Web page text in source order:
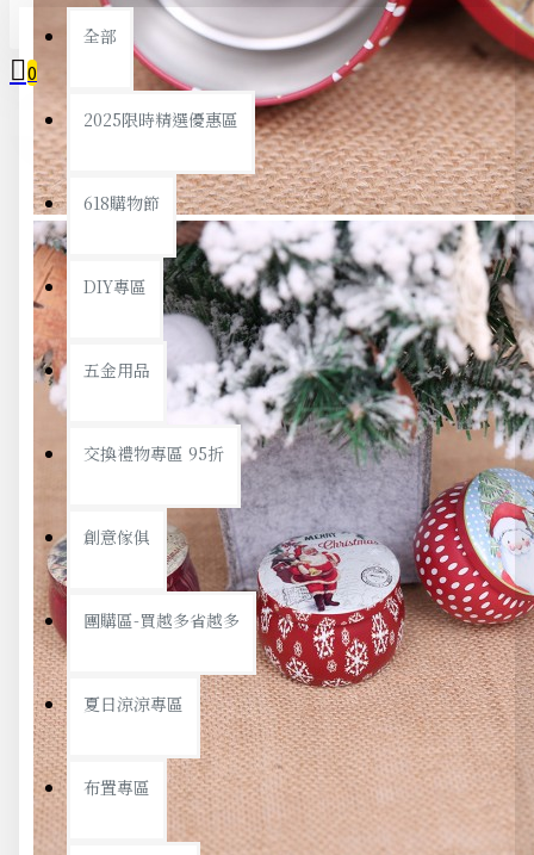
全部
2025限時精選優惠區
618購物節
DIY專區
五金用品
交換禮物專區 95折
創意傢俱
團購區-買越多省越多
夏日涼涼專區
布置專區
0
您的購物車內沒有商品！